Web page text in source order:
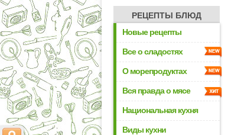
РЕЦЕПТЫ БЛЮД
Новые рецепты
Все о сладостях
О морепродуктах
Вся правда о мясе
Национальная кухня
Виды кухни